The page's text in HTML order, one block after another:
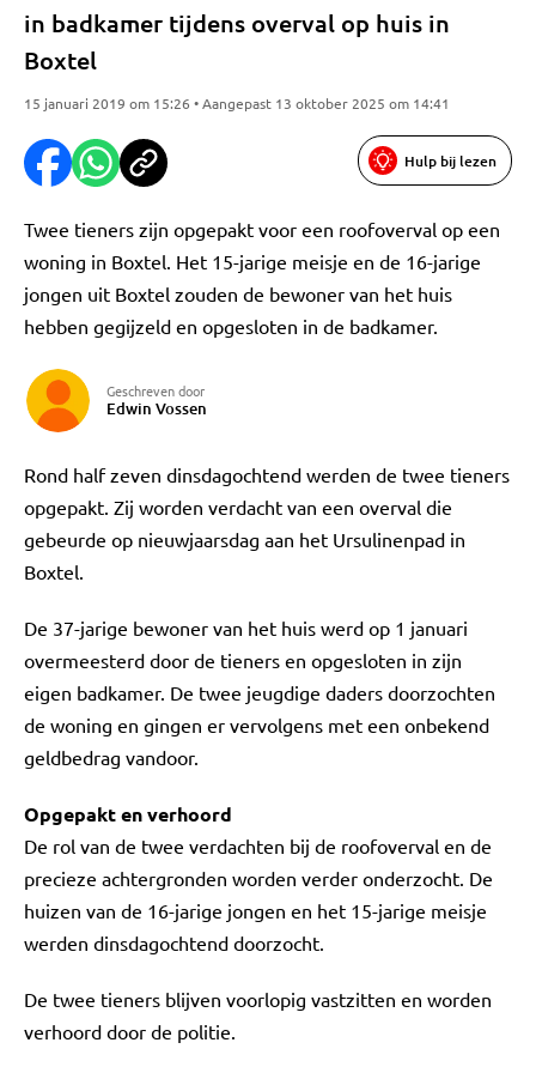
in badkamer tijdens overval op huis in
Boxtel
15 januari 2019 om 15:26 • Aangepast 13 oktober 2025 om 14:41
Hulp bij lezen
Twee tieners zijn opgepakt voor een roofoverval op een
woning in Boxtel. Het 15-jarige meisje en de 16-jarige
jongen uit Boxtel zouden de bewoner van het huis
hebben gegijzeld en opgesloten in de badkamer.
Geschreven door
Edwin Vossen
Rond half zeven dinsdagochtend werden de twee tieners
opgepakt. Zij worden verdacht van een overval die
gebeurde op nieuwjaarsdag aan het Ursulinenpad in
Boxtel.
De 37-jarige bewoner van het huis werd op 1 januari
overmeesterd door de tieners en opgesloten in zijn
eigen badkamer. De twee jeugdige daders doorzochten
de woning en gingen er vervolgens met een onbekend
geldbedrag vandoor.
Opgepakt en verhoord
De rol van de twee verdachten bij de roofoverval en de
precieze achtergronden worden verder onderzocht. De
huizen van de 16-jarige jongen en het 15-jarige meisje
werden dinsdagochtend doorzocht.
De twee tieners blijven voorlopig vastzitten en worden
verhoord door de politie.